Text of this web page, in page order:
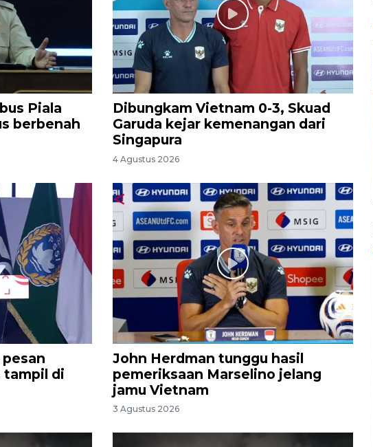
Piala
berbenah
Dibungkam Vietnam 0-3, Skuad
Garuda kejar kemenangan dari
Singapura
4 Agustus 2026
tampil di
John Herdman tunggu hasil
pemeriksaan Marselino jelang
jamu Vietnam
3 Agustus 2026
Gabung Persebaya, striker
timnas Ramadhan Sananta
kembali asah naluri
9 Juli 2026